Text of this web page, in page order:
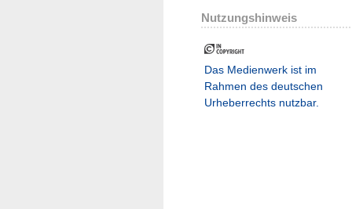
Nutzungshinweis
Das Medienwerk ist im
Rahmen des deutschen
Urheberrechts nutzbar.